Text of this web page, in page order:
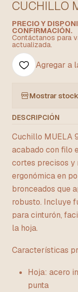
CUCHILLO
PRECIO Y
CONFIRMACIÓN.
Contáctanos para
actualizada.
Agregar a
Mostrar
DESCRIPCIÓN
Cuchillo MUELA
acabado con filo
cortes precisos y
ergonómica en
bronceados que
robusto. Incluye
para cinturón,
la hoja.
Características
Hoja: acero
punta